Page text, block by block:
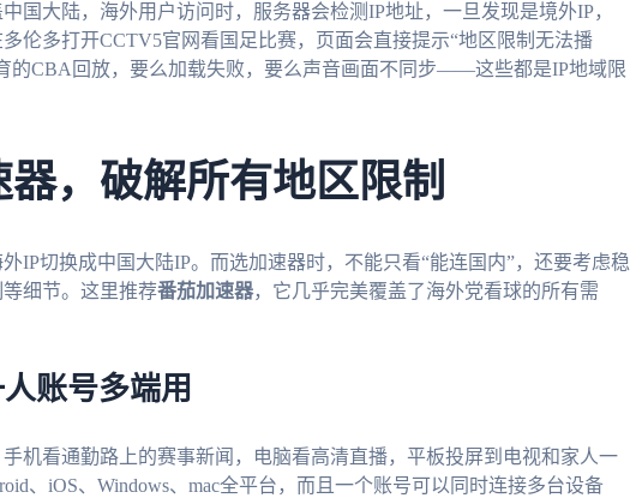
国大陆，海外用户访问时，服务器会检测IP地址，一旦发现是境外IP，
伦多打开CCTV5官网看国足比赛，页面会直接提示“地区限制无法播
的CBA回放，要么加载失败，要么声音画面不同步——这些都是IP地域限
，破解所有地区限制
IP切换成中国大陆IP。而选加速器时，不能只看“能连国内”，还要考虑稳
细节。这里推荐番茄加速器，它几乎完美覆盖了海外党看球的所有需
账号多端用
机看通勤路上的赛事新闻，电脑看高清直播，平板投屏到电视和家人一
、iOS、Windows、mac全平台，而且一个账号可以同时连接多台设备